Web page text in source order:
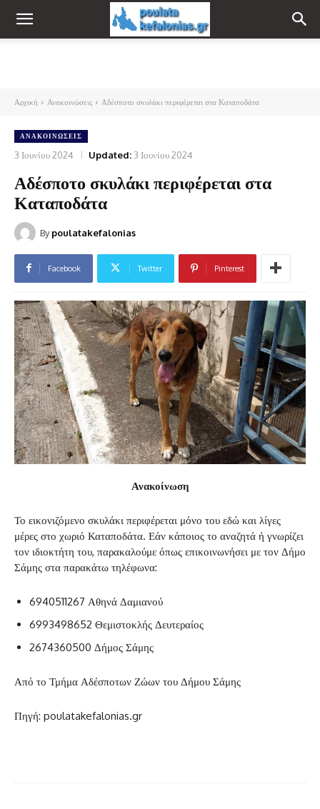
Αρχική Ανακοινώσεις Αδέσποτο σκυλάκι περιφέρεται στα Καταποδάτα
ΑΝΑΚΟΙΝΏΣΕΙΣ
3 Ιουνίου 2024 Updated: 3 Ιουνίου 2024
Αδέσποτο σκυλάκι περιφέρεται στα
Καταποδάτα
By poulatakefalonias
Facebook Twitter Pinterest
Ανακοίνωση
Το εικονιζόμενο σκυλάκι περιφέρεται μόνο του εδώ και λίγες
μέρες στο χωριό Καταποδάτα. Εάν κάποιος το αναζητά ή γνωρίζει
τον ιδιοκτήτη του, παρακαλούμε όπως επικοινωνήσει με τον Δήμο
Σάμης στα παρακάτω τηλέφωνα:
6940511267 Αθηνά Δαμιανού
6993498652 Θεμιστοκλής Δευτεραίος
2674360500 Δήμος Σάμης
Από το Τμήμα Αδέσποτων Ζώων του Δήμου Σάμης
Πηγή: poulatakefalonias.gr